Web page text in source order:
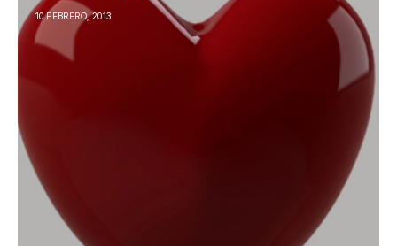
10 FEBRERO, 2013